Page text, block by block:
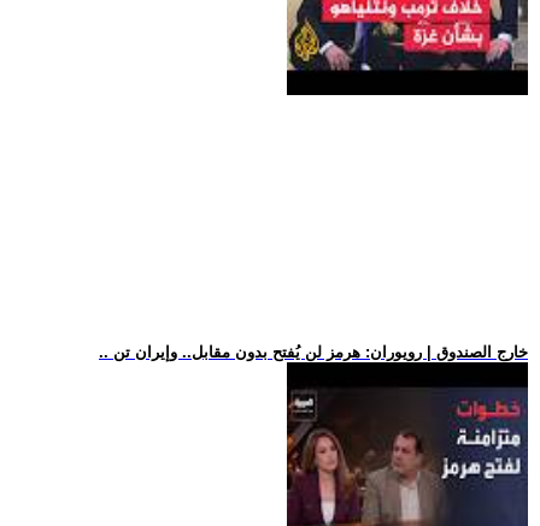
.. خارج الصندوق | رويوران: هرمز لن يُفتح بدون مقابل.. وإيران تن